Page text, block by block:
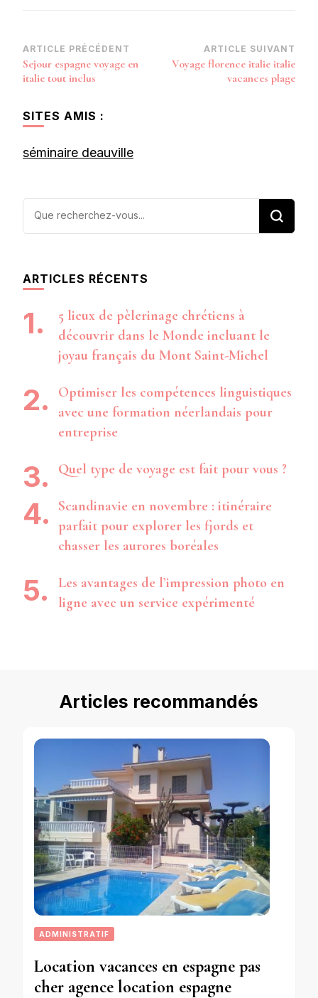
Navigation
d’article
ARTICLE PRÉCÉDENT
Sejour espagne voyage en
italie tout inclus
ARTICLE SUIVANT
Voyage florence italie italie
vacances plage
SITES AMIS :
séminaire deauville
Vous
ARTICLES RÉCENTS
5 lieux de pèlerinage chrétiens à
découvrir dans le Monde incluant le
joyau français du Mont Saint-Michel
Optimiser les compétences linguistiques
avec une formation néerlandais pour
entreprise
Quel type de voyage est fait pour vous ?
Scandinavie en novembre : itinéraire
parfait pour explorer les fjords et
chasser les aurores boréales
Les avantages de l’impression photo en
ligne avec un service expérimenté
Articles recommandés
ADMINISTRATIF
Location vacances en espagne pas
cher agence location espagne